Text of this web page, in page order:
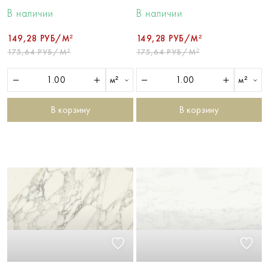
В наличии
149,28 РУБ/М²
175,64 РУБ/М²
м²
В корзину
В наличии
149,28 РУБ/М²
175,64 РУБ/М²
м²
В корзину